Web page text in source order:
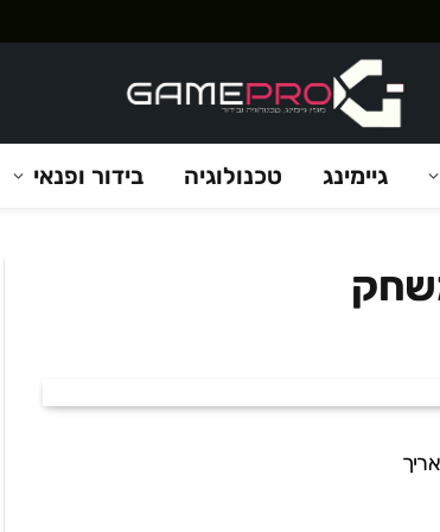
גיימינג טכנולוגיה בידור ופנאי